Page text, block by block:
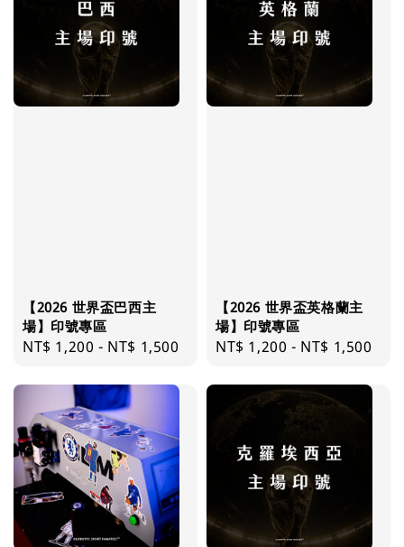
【2026 世界盃巴西主
場】印號專區
Regular
NT$ 1,200 - NT$ 1,500
【2026 世界盃英格蘭主
場】印號專區
Regular
NT$ 1,200 - NT$ 1,500